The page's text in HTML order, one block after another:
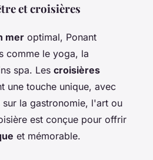
et croisières
mer optimal, Ponant
comme le yoga, la
spa. Les croisières
une touche unique, avec
la gastronomie, l'art ou
est conçue pour offrir
et mémorable.